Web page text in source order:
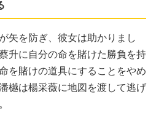
矢を防ぎ、彼女は助かりまし
升に自分の命を賭けた勝負を持
を賭けの道具にすることをやめ
樾は楊采薇に地図を渡して逃げ